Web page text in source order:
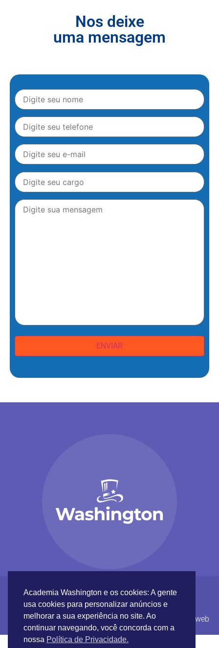
Nos deixe
uma mensagem
Academia Washington © 2017 | Inundaweb
Academia Washington e os cookies: A gente
usa cookies para personalizar anúncios e
melhorar a sua experiência no site. Ao
continuar navegando, você concorda com a
nossa Política de Privacidade.